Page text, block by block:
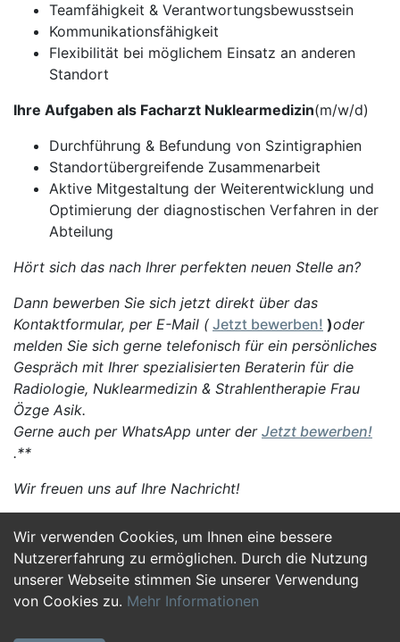
Wir verwenden Cookies, um Ihnen eine bessere
Nutzererfahrung zu ermöglichen. Durch die Nutzung
unserer Webseite stimmen Sie unserer Verwendung
von Cookies zu. Mehr Informationen
Teamfähigkeit & Verantwortungsbewusstsein
Kommunikationsfähigkeit
Flexibilität bei möglichem Einsatz an anderen
Standort
Ihre Aufgaben als Facharzt Nuklearmedizin(m/w/d)
Durchführung & Befundung von Szintigraphien
Standortübergreifende Zusammenarbeit
Aktive Mitgestaltung der Weiterentwicklung und
Optimierung der diagnostischen Verfahren in der
Abteilung
Hört sich das nach Ihrer perfekten neuen Stelle an?
Dann bewerben Sie sich jetzt direkt über das
Kontaktformular, per E-Mail ( Jetzt bewerben! )oder
melden Sie sich gerne telefonisch für ein persönliches
Gespräch mit Ihrer spezialisierten Beraterin für die
Radiologie, Nuklearmedizin & Strahlentherapie Frau
Özge Asik.
Gerne auch per WhatsApp unter der Jetzt bewerben!
.**
Wir freuen uns auf Ihre Nachricht!
Jetzt Bewerben